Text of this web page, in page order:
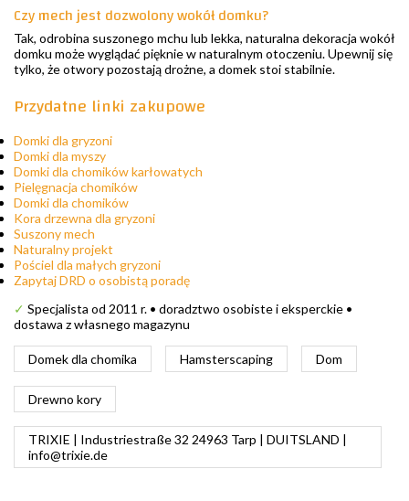
Czy mech jest dozwolony wokół domku?
Tak, odrobina suszonego mchu lub lekka, naturalna dekoracja wokół
domku może wyglądać pięknie w naturalnym otoczeniu. Upewnij się
tylko, że otwory pozostają drożne, a domek stoi stabilnie.
Przydatne linki zakupowe
Domki dla gryzoni
Domki dla myszy
Domki dla chomików karłowatych
Pielęgnacja chomików
Domki dla chomików
Kora drzewna dla gryzoni
Suszony mech
Naturalny projekt
Pościel dla małych gryzoni
Zapytaj DRD o osobistą poradę
✓ Specjalista od 2011 r. • doradztwo osobiste i eksperckie •
dostawa z własnego magazynu
Domek dla chomika Hamsterscaping Dom
Drewno kory
TRIXIE | Industriestraße 32 24963 Tarp | DUITSLAND |
info@trixie.de